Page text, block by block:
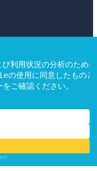
Ltd. All rights